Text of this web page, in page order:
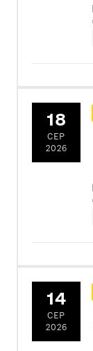
18
СЕР
2026
14
СЕР
2026